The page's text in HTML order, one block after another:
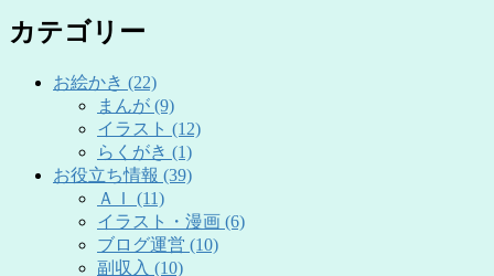
カテゴリー
お絵かき (22)
まんが (9)
イラスト (12)
らくがき (1)
お役立ち情報 (39)
ＡＩ (11)
イラスト・漫画 (6)
ブログ運営 (10)
副収入 (10)